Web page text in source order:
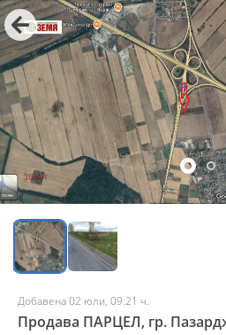
Добавена 02 юли, 09:21 ч.
Продава ПАРЦЕЛ, гр.